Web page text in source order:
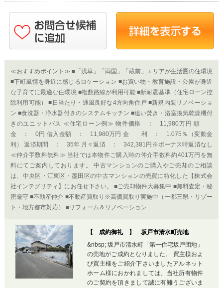
≪おすすめポイント≫ ■「浅草」「両国」「蔵前」エリアが生活圏の住環境
■下町風情を身近に感じるロケーション ■お買い物・教育施設・公園が身近
な子育てに最適な住環境 ■複数路線が利用可能 ■新耐震基準（住宅ローン控
除利用可能） ■日当たり・通風良好な4方向角住戸 ■新規内装リノベーショ
ン ■食洗器・浄水器付きのシステムキッチン ■追い焚き・浴室換気乾燥機付
きのユニットバス ≪住宅ローン例≫ 物件価格 ： 11,980万円 頭
金 ： 0円 借入金額 ： 11,980万円 金 利 ： 1.075％（変動金
利） 返済期間 ： 35年 月々返済 ： 342,381円※ボーナス時返済なし
≪仲介手数料無料≫ 当社では本物件ご購入時の仲介手数料約401万円を無
料にてご案内しております。 中古マンションのご購入やご売却のご相談
は、中央区・江東区・墨田区の中古マンションの売買に特化した【株式会
社インテグリティ】にお任せ下さい。 ■ご売却物件大募集中 ■無料査定・秘
密厳守 ■不動産仲介 ■不動産買取り※高価買取り実施中（一都三県・リゾー
ト・地方都市対応） ■リフォーム＆リノベーション
【 成約御礼 】 坂戸市清水町売地
&nbsp; 坂戸市清水町「第一住宅坂戸団地」
の売地がご成約となりました。 買主様およ
び買主様をご紹介下さいましたアルネット
ホーム様におかれましては、当社所有物件
のご契約を頂きまして誠に有難うございま